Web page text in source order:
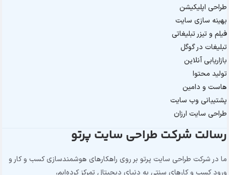
طراحی اپلیکیشن
بهینه سازی سایت
فیلم و تیزر تبلیغاتی
تبلیغات در گوگل
بازاریابی آنلاین
تولید محتوا
هاست و دامین
پشتیبانی وب سایت
طراحی سایت ارزان
رسالت شرکت طراحی سایت پرتو
ما در شرکت طراحی سایت پرتو بر روی راهکارهای هوشمندسازی کسب و کار و
ورود کسب و کارهای سنتی به دنیای دیجیتال تمرکز کرده‌ایم،